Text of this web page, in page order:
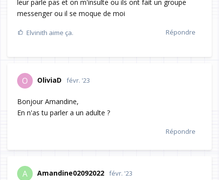
leur parle pas et on m'insulte ou ils ont fait un groupe
messenger ou il se moque de moi
Répondre
Elvinith aime ça.
O OliviaD févr. '23
Bonjour Amandine,
En n'as tu parler a un adulte ?
Répondre
A Amandine02092022 févr. '23